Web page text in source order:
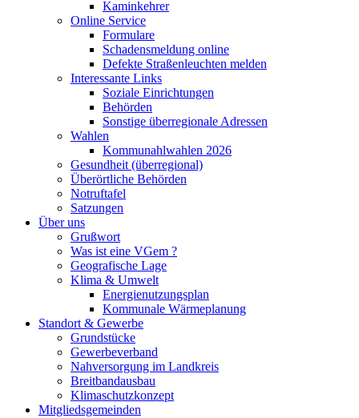
Kaminkehrer
Online Service
Formulare
Schadensmeldung online
Defekte Straßenleuchten melden
Interessante Links
Soziale Einrichtungen
Behörden
Sonstige überregionale Adressen
Wahlen
Kommunahlwahlen 2026
Gesundheit (überregional)
Überörtliche Behörden
Notruftafel
Satzungen
Über uns
Grußwort
Was ist eine VGem ?
Geografische Lage
Klima & Umwelt
Energienutzungsplan
Kommunale Wärmeplanung
Standort & Gewerbe
Grundstücke
Gewerbeverband
Nahversorgung im Landkreis
Breitbandausbau
Klimaschutzkonzept
Mitgliedsgemeinden